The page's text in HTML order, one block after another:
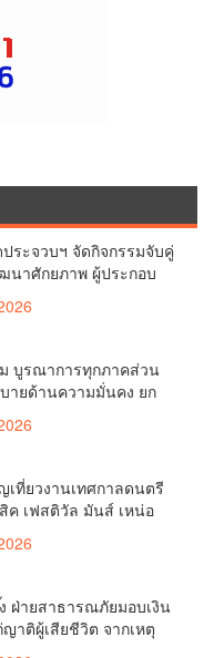
ระจวบฯ จัดกิจกรรมจับคู่
นาศักยภาพ ผู้ประกอบ
บูรณาการทุกภาคส่วน
ายด้านความมั่นคง ยก
ที่ยวงานเทศกาลดนตรี
ค เฟสติวัล มันส์ เหน่อ
ฝ่ายสาธารณภัยมอบเงิน
าติผู้เสียชีวิต จากเหตุ
บียร์ ณ ลาดพร้าว จำนวน